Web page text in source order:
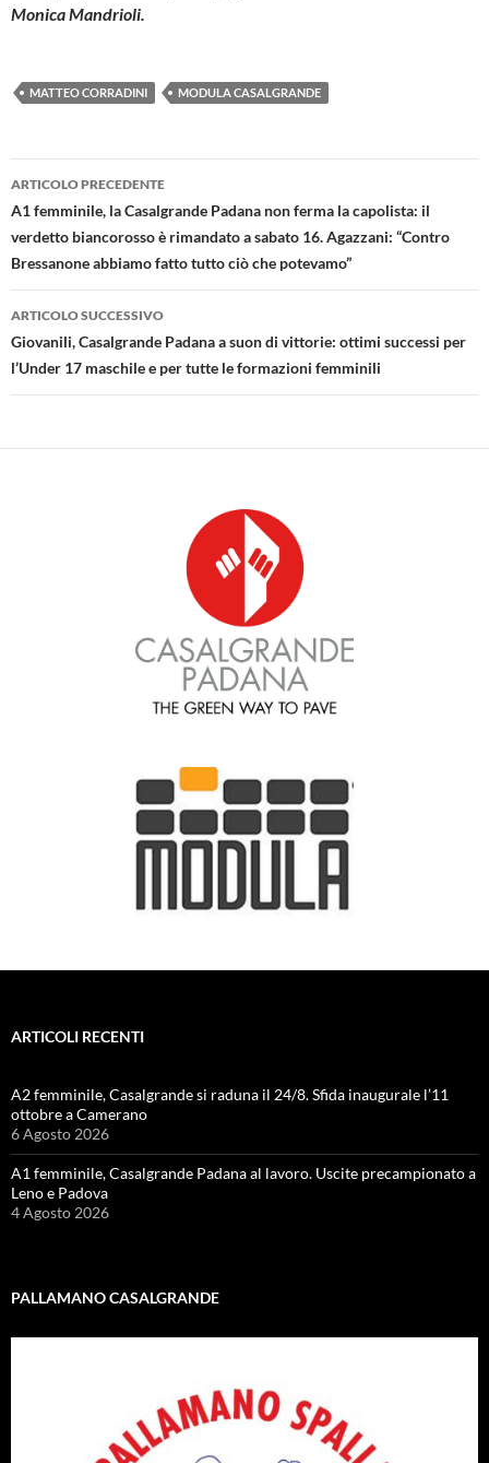
Monica Mandrioli.
MATTEO CORRADINI MODULA CASALGRANDE
Navigazione
articolo
ARTICOLO PRECEDENTE
A1 femminile, la Casalgrande Padana non ferma la capolista: il
verdetto biancorosso è rimandato a sabato 16. Agazzani: “Contro
Bressanone abbiamo fatto tutto ciò che potevamo”
ARTICOLO SUCCESSIVO
Giovanili, Casalgrande Padana a suon di vittorie: ottimi successi per
l’Under 17 maschile e per tutte le formazioni femminili
ARTICOLI RECENTI
A2 femminile, Casalgrande si raduna il 24/8. Sfida inaugurale l’11
ottobre a Camerano
6 Agosto 2026
A1 femminile, Casalgrande Padana al lavoro. Uscite precampionato a
Leno e Padova
4 Agosto 2026
PALLAMANO CASALGRANDE